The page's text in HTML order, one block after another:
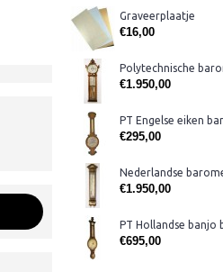
Graveerplaatje
€16,00
€1.950,00
€295,00
€1.950,00
€695,00